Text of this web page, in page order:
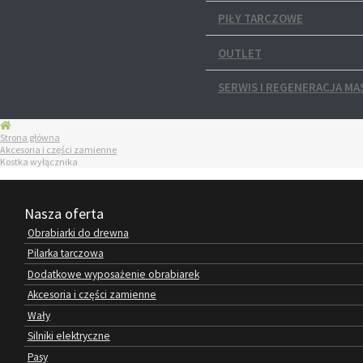
PIŁY TARCZOWE
OUTLET
SERWIS I REGENERACJA
Strona główna
Akcesoria i części zamienne
Kostka wyłącznika
Nasza oferta
Obrabiarki do drewna
Pilarka tarczowa
Dodatkowe wyposażenie obrabiarek
Akcesoria i części zamienne
Wały
Silniki elektryczne
Pasy